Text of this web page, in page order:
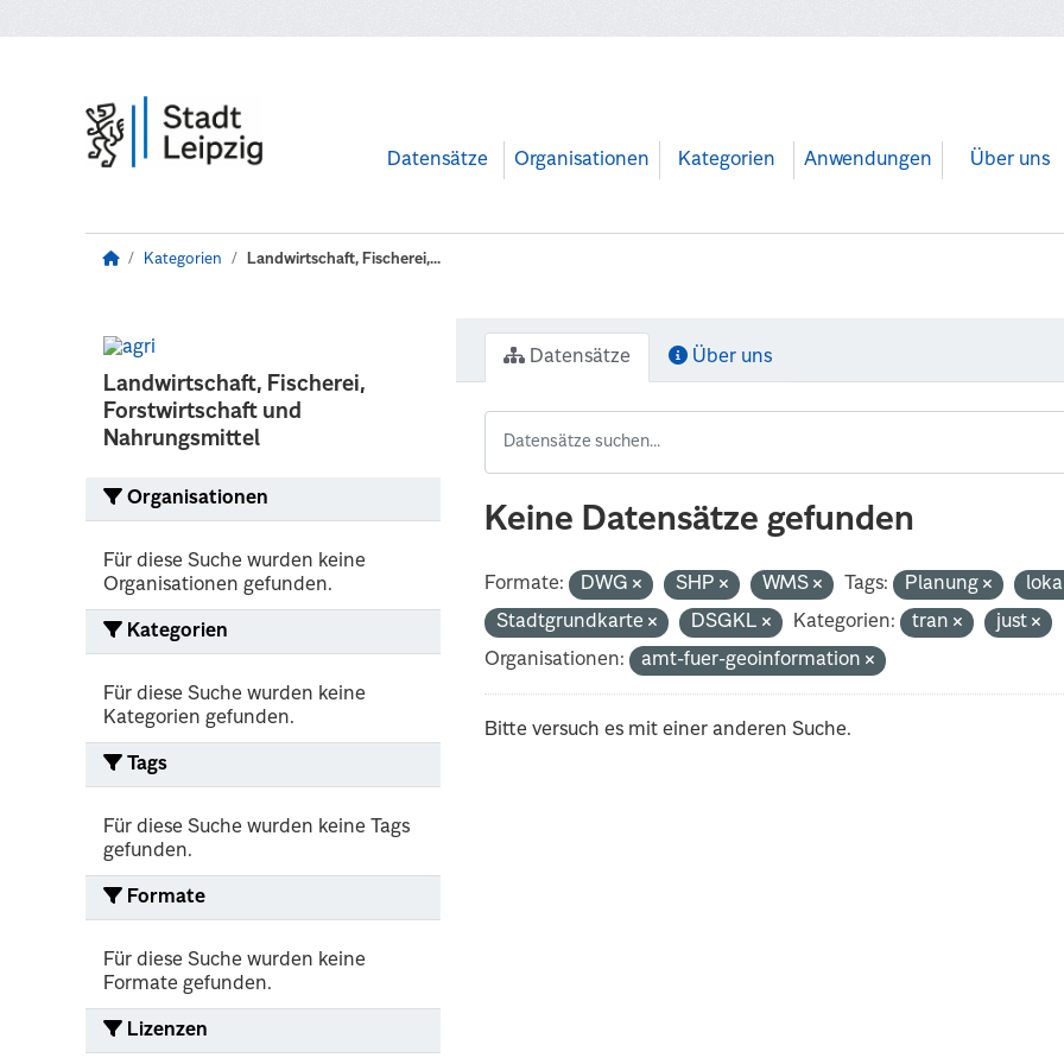
Datensätze Organisationen Kategorien Anwendungen Über uns
Kategorien Landwirtschaft, Fischerei,...
Landwirtschaft, Fischerei,
Forstwirtschaft und
Nahrungsmittel
Organisationen
Für diese Suche wurden keine
Organisationen gefunden.
Kategorien
Für diese Suche wurden keine
Kategorien gefunden.
Tags
Für diese Suche wurden keine Tags
gefunden.
Formate
Für diese Suche wurden keine
Formate gefunden.
Lizenzen
Datensätze Über uns
Keine Datensätze gefunden
Formate: DWG SHP WMS Tags: Planung
Stadtgrundkarte
DSGKL Kategorien: tran
just
Organisationen:
amt-fuer-geoinformation
Bitte versuch es mit einer anderen Suche.